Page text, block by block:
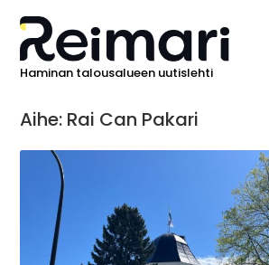
Haminan talousalueen uutislehti
Aihe: Rai Can Pakari